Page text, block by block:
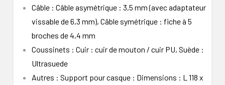
Câble : Câble asymétrique : 3,5 mm (avec adaptateur
vissable de 6,3 mm), Câble symétrique : fiche à 5
broches de 4,4 mm
Coussinets : Cuir : cuir de mouton / cuir PU, Suède :
Ultrasuede
Autres : Support pour casque : Dimensions : L 118 x